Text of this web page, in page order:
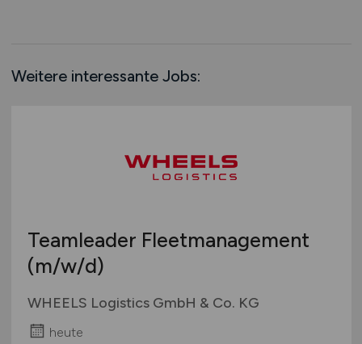
Schweiz
Weitere interessante Jobs:
Teamleader Fleetmanagement
(m/w/d)
WHEELS Logistics GmbH & Co. KG
heute